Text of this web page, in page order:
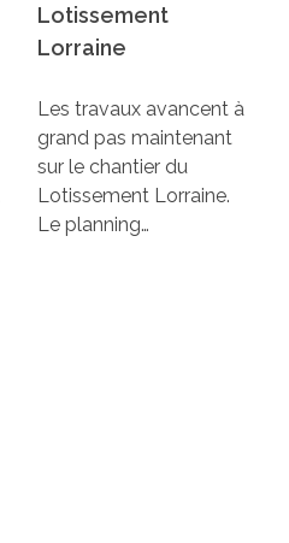
Lotissement
Lorraine
Les travaux avancent à
grand pas maintenant
sur le chantier du
Lotissement Lorraine.
Le planning…